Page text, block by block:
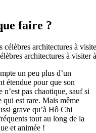
faire ?
architectures à
un peu plus d’un
étendue pour que son
pas chaotique, sauf si
qui est rare. Mais même
grave qu’à Hô Chi
tout au long de la
et animée !